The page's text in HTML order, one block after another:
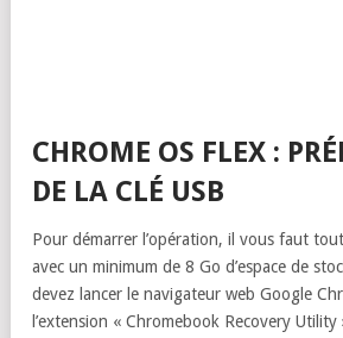
CHROME OS FLEX :
DE LA CLÉ USB
Pour démarrer l’opération, il vous faut
avec un minimum de 8 Go d’espace de
devez lancer le navigateur web Google
l’extension « Chromebook Recovery Utility